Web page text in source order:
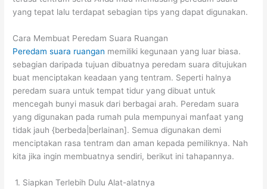
yang tepat lalu terdapat sebagian tips yang dapat digunakan.
Cara Membuat Peredam Suara Ruangan
Peredam suara ruangan memiliki kegunaan yang luar biasa.
sebagian daripada tujuan dibuatnya peredam suara ditujukan
buat menciptakan keadaan yang tentram. Seperti halnya
peredam suara untuk tempat tidur yang dibuat untuk
mencegah bunyi masuk dari berbagai arah. Peredam suara
yang digunakan pada rumah pula mempunyai manfaat yang
tidak jauh {berbeda|berlainan]. Semua digunakan demi
menciptakan rasa tentram dan aman kepada pemiliknya. Nah
kita jika ingin membuatnya sendiri, berikut ini tahapannya.
1. Siapkan Terlebih Dulu Alat-alatnya